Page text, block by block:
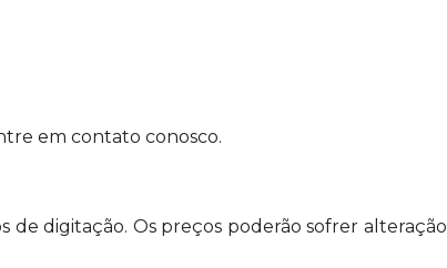
em contato conosco.
de digitação. Os preços poderão sofrer alteração